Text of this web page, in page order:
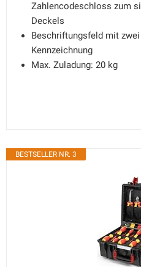
Zahlencodeschloss zum
Deckels
Beschriftungsfeld mit
Kennzeichnung
Max. Zuladung: 20 kg
BESTSELLER NR. 3